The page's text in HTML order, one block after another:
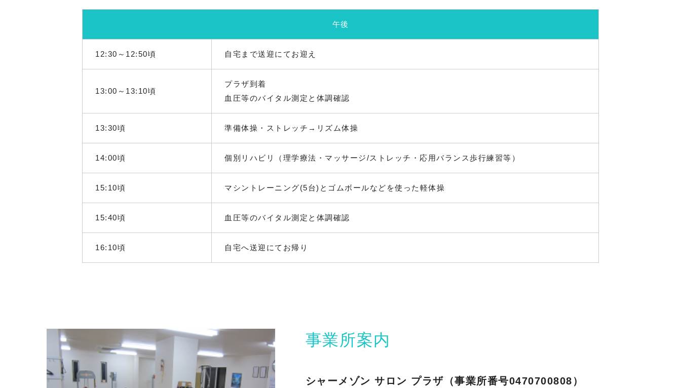
午後
12:30～12:50頃 自宅まで送迎にてお迎え
13:00～13:10頃
プラザ到着
血圧等のバイタル測定と体調確認
13:30頃 準備体操・ストレッチ→リズム体操
14:00頃 個別リハビリ（理学療法・マッサージ/ストレッチ・応用バランス歩行練習等）
15:10頃 マシントレーニング(5台)とゴムボールなどを使った軽体操
15:40頃 血圧等のバイタル測定と体調確認
16:10頃 自宅へ送迎にてお帰り
事業所案内
シャーメゾン サロン プラザ（事業所番号0470700808）